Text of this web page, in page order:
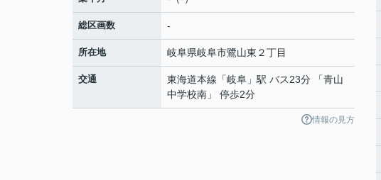
総区画数 -
所在地 岐阜県岐阜市鷺山東 ２丁目
交通 東海道本線 「岐阜 」駅 バス23分 「青山
中学校南」 停歩2分
情報の見方